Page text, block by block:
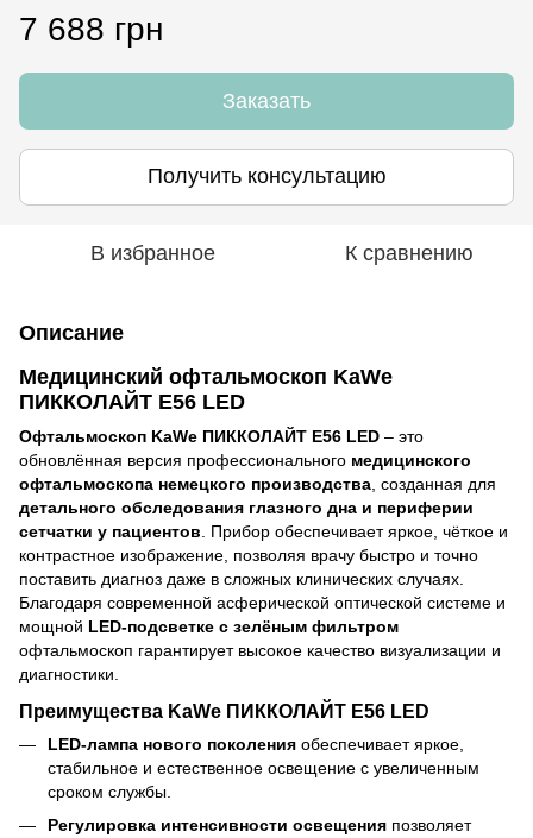
7 688 грн
Заказать
Получить консультацию
В избранное К сравнению
Описание
Медицинский офтальмоскоп KaWe
ПИККОЛАЙТ E56 LED
Офтальмоскоп KaWe ПИККОЛАЙТ E56 LED – это
обновлённая версия профессионального медицинского
офтальмоскопа немецкого производства , созданная для
детального обследования глазного дна и периферии
сетчатки у пациентов . Прибор обеспечивает яркое, чёткое и
контрастное изображение, позволяя врачу быстро и точно
поставить диагноз даже в сложных клинических случаях.
Благодаря современной асферической оптической системе и
мощной LED-подсветке с зелёным фильтром
офтальмоскоп гарантирует высокое качество визуализации и
диагностики.
Преимущества KaWe ПИККОЛАЙТ E56 LED
LED-лампа нового поколения обеспечивает яркое,
стабильное и естественное освещение с увеличенным
сроком службы.
Регулировка интенсивности освещения позволяет